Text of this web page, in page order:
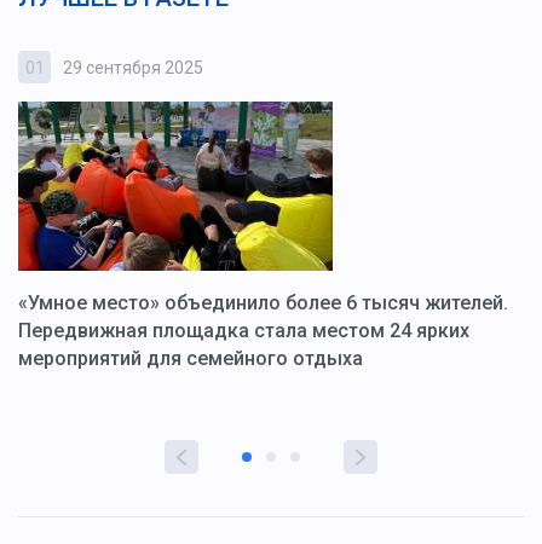
01 29 сентября 2025
«Умное место» объединило более 6 тысяч жителей.
Передвижная площадка стала местом 24 ярких
мероприятий для семейного отдыха